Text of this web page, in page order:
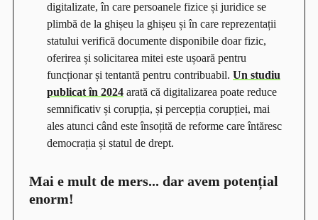
digitalizate, în care persoanele fizice și juridice se
plimbă de la ghișeu la ghișeu și în care reprezentații
statului verifică documente disponibile doar fizic,
oferirea și solicitarea mitei este ușoară pentru
funcționar și tentantă pentru contribuabil. Un studiu
publicat în 2024 arată că digitalizarea poate reduce
semnificativ și corupția, și percepția corupției, mai
ales atunci când este însoțită de reforme care întăresc
democrația și statul de drept.
Mai e mult de mers... dar avem potențial
enorm!